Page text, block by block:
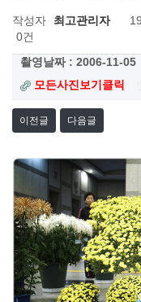
작성자 최고관리자
0건
촬영날짜 : 2006-11-05
모든사진보기클릭
이전글 다음글